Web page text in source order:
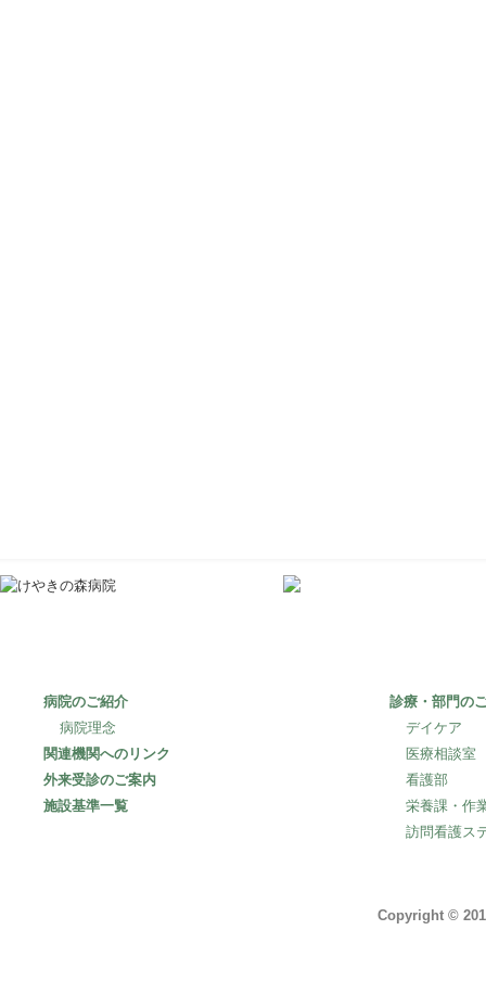
病院のご紹介
病院理念
関連機関へのリンク
外来受診のご案内
施設基準一覧
診療・部門の
デイケア
医療相談室
看護部
栄養課・作
訪問看護ス
Copyright ©